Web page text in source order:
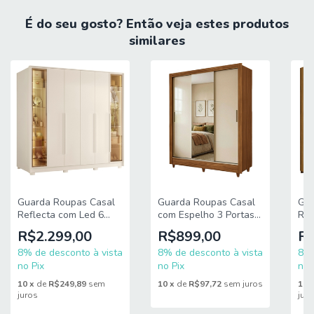
MEDIDAS:
L = 240 cm
P = 53 cm
MEDIDAS PÉS:
A = 5 cm
L = 10 cm
PRATELEIRAS SUPORTAM ATÉ: 6 kg
CABIDEIROS SUPORTAM ATÉ: 6 kg
GAVETAS SUPORTAM ATÉ: 6 kg
PESO SUPORTADO: 126 kg
É do seu gosto? Então veja estes produtos
similares
Guarda Roupas Casal
Reflecta com Led 6
Portas 4 Gavetas
Monterrey Albatroz
R$2.299,00
8% de desconto à vista
no Pix
10x de R$249,89 sem
juros
Guarda Roupas Casal
com Espelho 3 Portas
de Correr 2 Gavetas
Nice Andirá
R$899,00
8% de desconto à vista
no Pix
10x de R$97,72 sem juros
no
10